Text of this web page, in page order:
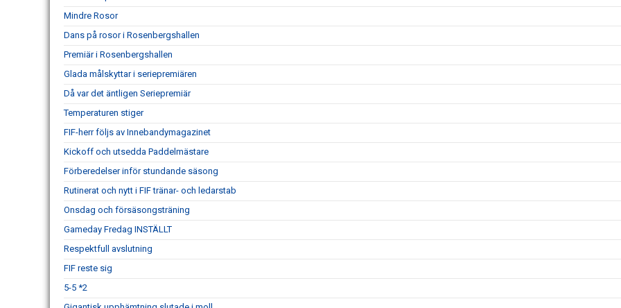
Mindre Rosor
Dans på rosor i Rosenbergshallen
Premiär i Rosenbergshallen
Glada målskyttar i seriepremiären
Då var det äntligen Seriepremiär
Temperaturen stiger
FIF-herr följs av Innebandymagazinet
Kickoff och utsedda Paddelmästare
Förberedelser inför stundande säsong
Rutinerat och nytt i FIF tränar- och ledarstab
Onsdag och försäsongsträning
Gameday Fredag INSTÄLLT
Respektfull avslutning
FIF reste sig
5-5 *2